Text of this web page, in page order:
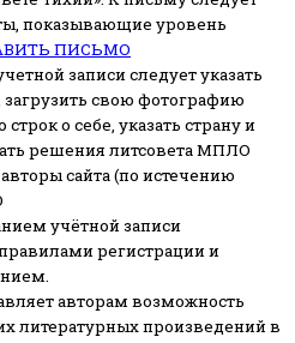
показывающие уровень
ПИСЬМО
записи следует указать
свою фотографию
о себе, указать страну и
решения литсовета МПЛО
сайта (по истечению
учётной записи
регистрации и
авторам возможность
литературных произведений в